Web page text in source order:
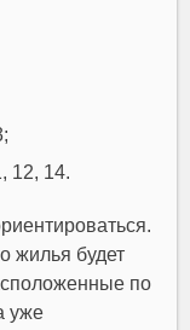
12, 14.
жилья будет
по
уже